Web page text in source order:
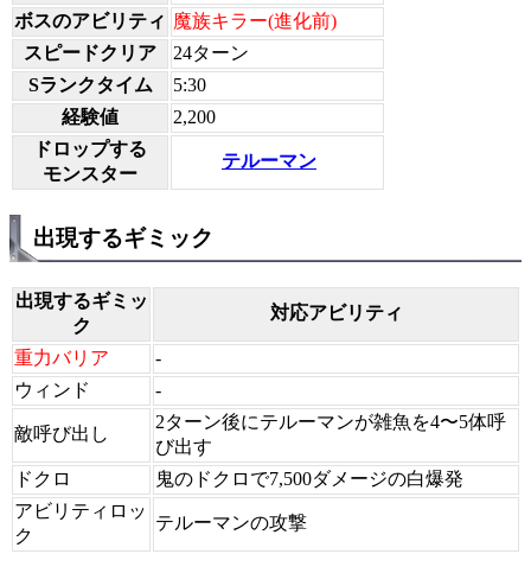
ボスのアビリティ 魔族キラー(進化前)
スピードクリア
24ターン
Sランクタイム
5:30
経験値
2,200
ドロップする
モンスター
テルーマン
出現するギミック
出現するギミッ
ク
対応アビリティ
重力バリア
-
ウィンド
-
敵呼び出し
2ターン後にテルーマンが雑魚を4〜5体呼
び出す
ドクロ
鬼のドクロで7,500ダメージの白爆発
アビリティロッ
ク
テルーマンの攻撃